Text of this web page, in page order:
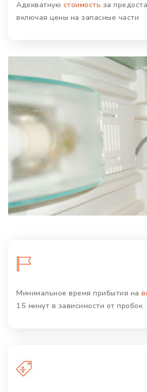
Адекватную стоимость за
включая цены на запасные части
Минимальное время прибытия на
15 минут в зависимости от пробок